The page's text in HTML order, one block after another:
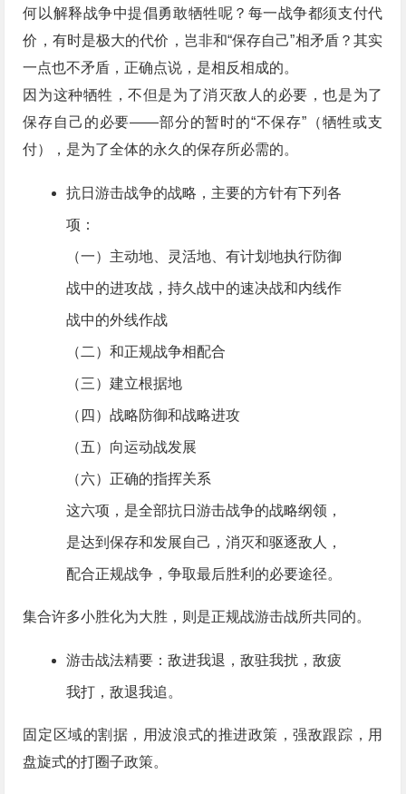
何以解释战争中提倡勇敢牺牲呢？每一战争都须支付代
价，有时是极大的代价，岂非和“保存自己”相矛盾？其实
一点也不矛盾，正确点说，是相反相成的。
因为这种牺牲，不但是为了消灭敌人的必要，也是为了
保存自己的必要——部分的暂时的“不保存”（牺牲或支
付），是为了全体的永久的保存所必需的。
抗日游击战争的战略，主要的方针有下列各
项：
（一）主动地、灵活地、有计划地执行防御
战中的进攻战，持久战中的速决战和内线作
战中的外线作战
（二）和正规战争相配合
（三）建立根据地
（四）战略防御和战略进攻
（五）向运动战发展
（六）正确的指挥关系
这六项，是全部抗日游击战争的战略纲领，
是达到保存和发展自己，消灭和驱逐敌人，
配合正规战争，争取最后胜利的必要途径。
集合许多小胜化为大胜，则是正规战游击战所共同的。
游击战法精要：敌进我退，敌驻我扰，敌疲
我打，敌退我追。
固定区域的割据，用波浪式的推进政策，强敌跟踪，用
盘旋式的打圈子政策。